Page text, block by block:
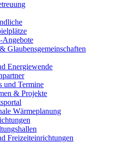
Angebote
Glaubensgemeinschaften
Energiewende
und Termine
& Projekte
Wärmeplanung
Freizeiteinrichtungen